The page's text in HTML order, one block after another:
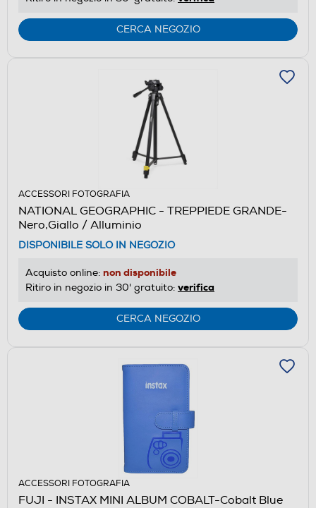
CERCA NEGOZIO
ACCESSORI FOTOGRAFIA
NATIONAL GEOGRAPHIC - TREPPIEDE GRANDE-
Nero,Giallo / Alluminio
DISPONIBILE SOLO IN NEGOZIO
Acquisto online: non disponibile
Ritiro in negozio in 30' gratuito: verifica
CERCA NEGOZIO
ACCESSORI FOTOGRAFIA
FUJI - INSTAX MINI ALBUM COBALT-Cobalt Blue